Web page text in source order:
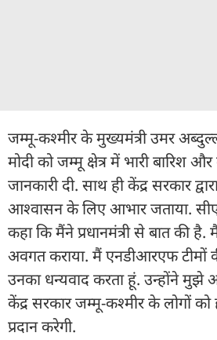
जम्मू-कश्मीर के मुख्यमंत्री उमर अब्दुल्ला
मोदी को जम्मू क्षेत्र में भारी बारिश
जानकारी दी. साथ ही केंद्र सरकार
आश्वासन के लिए आभार जताया.
कहा कि मैंने प्रधानमंत्री से बात की है.
अवगत कराया. मैं एनडीआरएफ टीमों
उनका धन्यवाद करता हूं. उन्होंने मुझे
केंद्र सरकार जम्मू-कश्मीर के लोगों
प्रदान करेगी.